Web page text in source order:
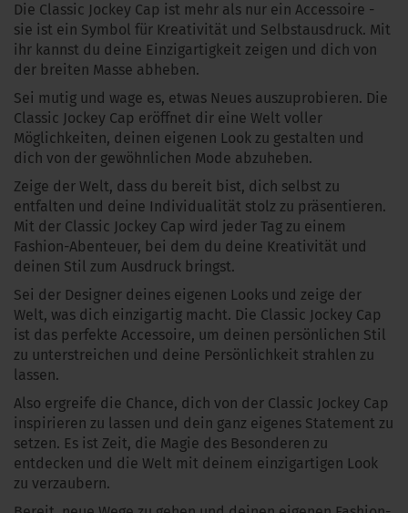
Die Classic Jockey Cap ist mehr als nur ein Accessoire -
sie ist ein Symbol für Kreativität und Selbstausdruck. Mit
ihr kannst du deine Einzigartigkeit zeigen und dich von
der breiten Masse abheben.
Sei mutig und wage es, etwas Neues auszuprobieren. Die
Classic Jockey Cap eröffnet dir eine Welt voller
Möglichkeiten, deinen eigenen Look zu gestalten und
dich von der gewöhnlichen Mode abzuheben.
Zeige der Welt, dass du bereit bist, dich selbst zu
entfalten und deine Individualität stolz zu präsentieren.
Mit der Classic Jockey Cap wird jeder Tag zu einem
Fashion-Abenteuer, bei dem du deine Kreativität und
deinen Stil zum Ausdruck bringst.
Sei der Designer deines eigenen Looks und zeige der
Welt, was dich einzigartig macht. Die Classic Jockey Cap
ist das perfekte Accessoire, um deinen persönlichen Stil
zu unterstreichen und deine Persönlichkeit strahlen zu
lassen.
Also ergreife die Chance, dich von der Classic Jockey Cap
inspirieren zu lassen und dein ganz eigenes Statement zu
setzen. Es ist Zeit, die Magie des Besonderen zu
entdecken und die Welt mit deinem einzigartigen Look
zu verzaubern.